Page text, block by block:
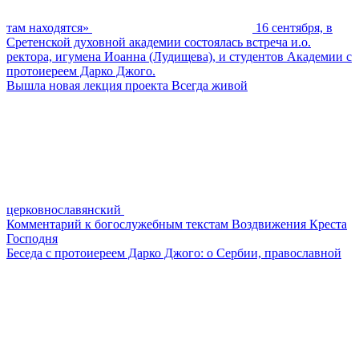
там находятся»
16 сентября, в
Сретенской духовной академии состоялась встреча и.о.
ректора, игумена Иоанна (Лудищева), и студентов Академии с
протоиереем Дарко Джого.
Вышла новая лекция проекта Всегда живой
церковнославянский
Комментарий к богослужебным текстам Воздвижения Креста
Господня
Беседа с протоиереем Дарко Джого: о Сербии, православной